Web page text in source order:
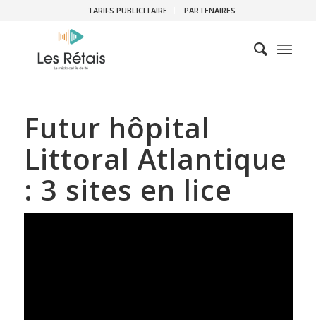
TARIFS PUBLICITAIRE PARTENAIRES
Futur hôpital
Littoral Atlantique
: 3 sites en lice